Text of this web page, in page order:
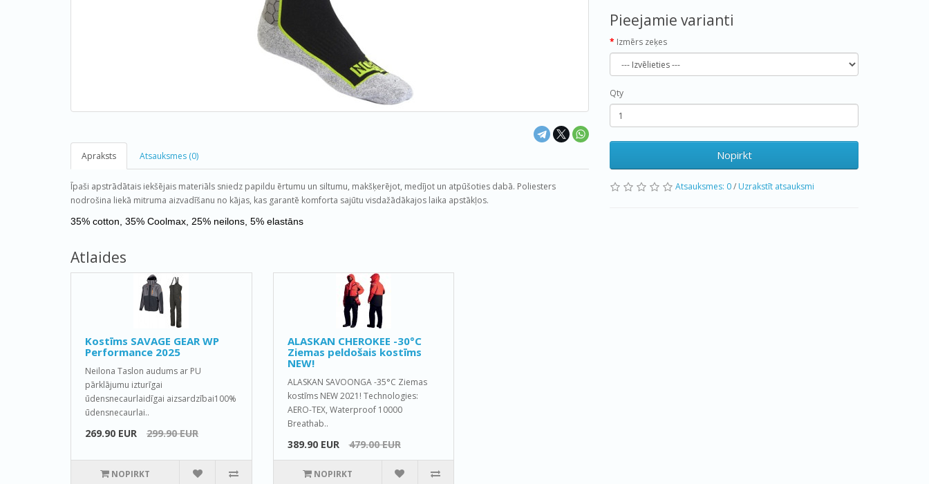
Apraksts Atsauksmes (0)
Īpaši apstrādātais iekšējais materiāls sniedz papildu ērtumu un siltumu, makšķerējot, medījot un atpūšoties dabā. Poliesters
nodrošina liekā mitruma aizvadīšanu no kājas, kas garantē komforta sajūtu visdažādākajos laika apstākļos.
35% cotton , 35% Coolmax, 25% neilons , 5% elastāns
Pieejamie varianti
Izmērs zeķes
Qty
Nopirkt
Atsauksmes: 0/ Uzrakstīt atsauksmi
Atlaides
Kostīms SAVAGE GEAR WP
Performance 2025
Neilona Taslon audums ar PU
pārklājumu izturīgai
ūdensnecaurlaidīgai aizsardzībai100%
ūdensnecaurlai..
269.90 EUR 299.90 EUR
NOPIRKT
ALASKAN CHEROKEE -30°C
Ziemas peldošais kostīms
NEW!
ALASKAN SAVOONGA -35°C Ziemas
kostīms NEW 2021! Technologies:
AERO-TEX, Waterproof 10000
Breathab..
389.90 EUR 479.00 EUR
NOPIRKT